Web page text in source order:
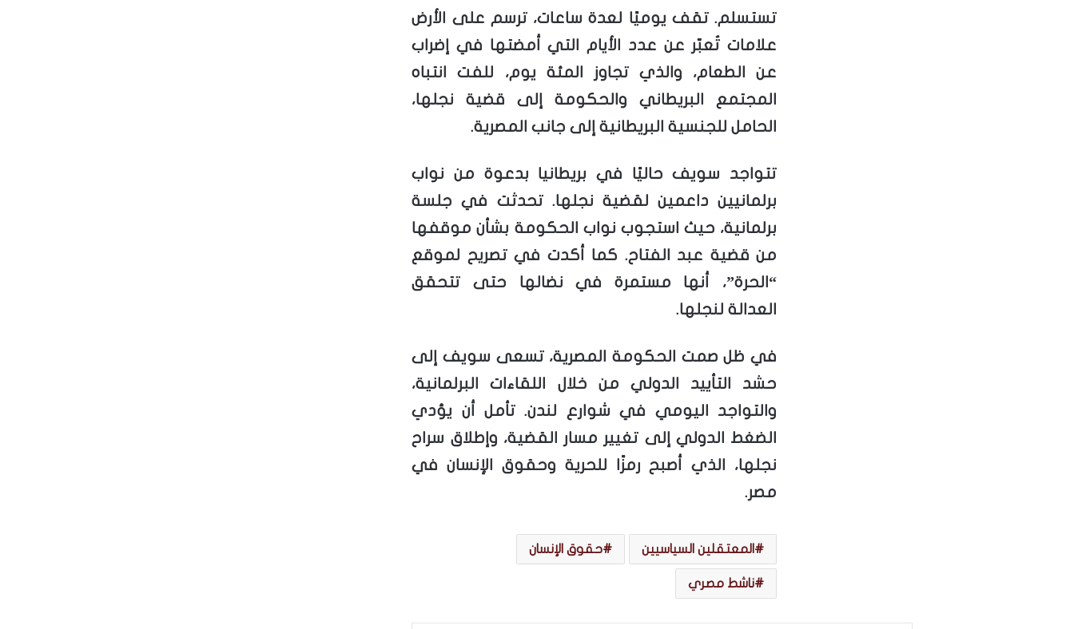
تستسلم. تقف يوميًا لعدة ساعات، ترسم على الأرض
علامات تُعبّر عن عدد الأيام التي أمضتها في إضراب
عن الطعام، والذي تجاوز المئة يوم، للفت انتباه
المجتمع البريطاني والحكومة إلى قضية نجلها،
الحامل للجنسية البريطانية إلى جانب المصرية.
تتواجد سويف حاليًا في بريطانيا بدعوة من نواب
برلمانيين داعمين لقضية نجلها. تحدثت في جلسة
برلمانية، حيث استجوب نواب الحكومة بشأن موقفها
من قضية عبد الفتاح. كما أكدت في تصريح لموقع
“الحرة”، أنها مستمرة في نضالها حتى تتحقق
العدالة لنجلها.
في ظل صمت الحكومة المصرية، تسعى سويف إلى
حشد التأييد الدولي من خلال اللقاءات البرلمانية،
والتواجد اليومي في شوارع لندن. تأمل أن يؤدي
الضغط الدولي إلى تغيير مسار القضية، وإطلاق سراح
نجلها، الذي أصبح رمزًا للحرية وحقوق الإنسان في
مصر.
المعتقلين السياسيين حقوق الإنسان
ناشط مصري